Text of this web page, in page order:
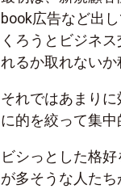
book広告など出
くろうとビジネ
れるか取れないか
それではあまり
に的を絞って集中
ビシっとした格
が多そうな人た